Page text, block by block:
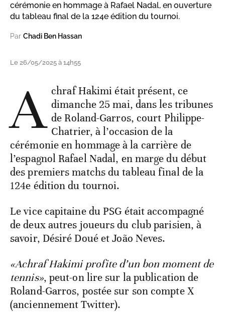
cérémonie en hommage à Rafael Nadal, en ouverture
du tableau final de la 124e édition du tournoi.
Par Chadi Ben Hassan
Le 26/05/2025 à 14h55
A chraf Hakimi était présent, ce
dimanche 25 mai, dans les tribunes
de Roland-Garros, court Philippe-
Chatrier, à l’occasion de la
cérémonie en hommage à la carrière de
l’espagnol Rafael Nadal, en marge du début
des premiers matchs du tableau final de la
124e édition du tournoi.
Le vice capitaine du PSG était accompagné
de deux autres joueurs du club parisien, à
savoir, Désiré Doué et João Neves.
«Achraf Hakimi profite d’un bon moment de
tennis», peut-on lire sur la publication de
Roland-Garros, postée sur son compte X
(anciennement Twitter).